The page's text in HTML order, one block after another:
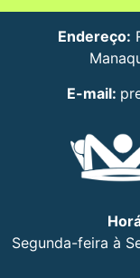
Endereço:
E-mail:
Segunda-feira à